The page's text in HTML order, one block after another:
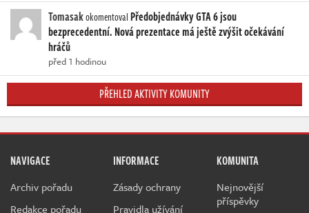
Tomasakokomentoval Předobjednávky GTA 6 jsou
bezprecedentní. Nová prezentace má ještě zvýšit očekávání
hráčů
před 1 hodinou
PŘEHLED AKTIVITY KOMUNITY
NAVIGACE
Archiv pořadu
Redakce pořadu
INFORMACE
Zásady ochrany
Pravidla užívání
KOMUNITA
Nejnovější
příspěvky